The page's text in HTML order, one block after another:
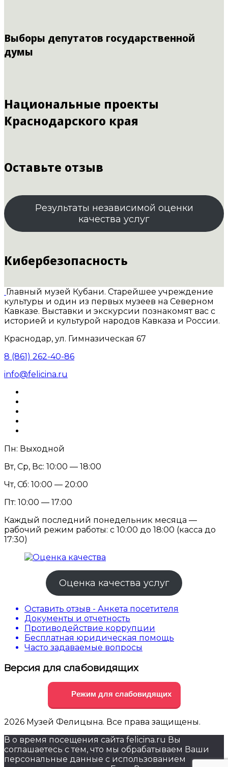
Выборы депутатов государственной
думы
Национальные проекты
Краснодарского края
Оставьте отзыв
Результаты независимой оценки
качества услуг
Кибербезопасность
Главный музей Кубани. Старейшее учреждение
культуры и один из первых музеев на Северном
Кавказе. Выставки и экскурсии познакомят вас с
историей и культурой народов Кавказа и России.
Краснодар, ул. Гимназическая 67
8 (861) 262-40-86
info@felicina.ru
Пн: Выходной
Вт, Ср, Вс: 10:00 — 18:00
Чт, Сб: 10:00 — 20:00
Пт: 10:00 — 17:00
Каждый последний понедельник месяца —
рабочий режим работы: с 10:00 до 18:00 (касса до
17:30)
Оценка качества услуг
Оставить отзыв - Анкета посетителя
Документы и отчетность
Противодействие коррупции
Бесплатная юридическая помощь
Часто задаваемые вопросы
Версия для слабовидящих
Режим для слабовидящих
2026 Музей Фелицына. Все права защищены.
В о время посещения сайта felicina.ru Вы
соглашаетесь с тем, что мы обрабатываем Ваши
персональные данные с использованием